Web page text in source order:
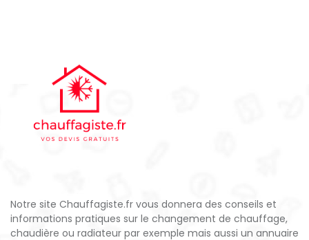
Notre site Chauffagiste.fr vous donnera des conseils et
informations pratiques sur le changement de chauffage,
chaudière ou radiateur par exemple mais aussi un annuaire